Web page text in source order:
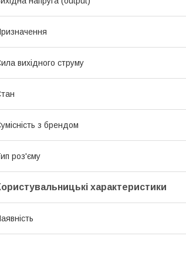
вихідного струму
з брендом
роз'єму
характеристики